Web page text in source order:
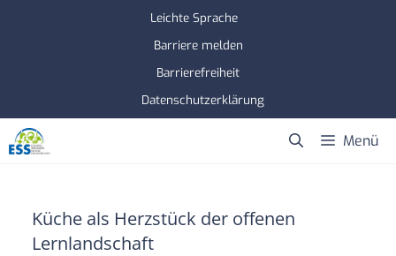
Leichte Sprache
Barriere melden
Barrierefreiheit
Datenschutzerklärung
Menü
Küche als Herzstück der offenen
Lernlandschaft